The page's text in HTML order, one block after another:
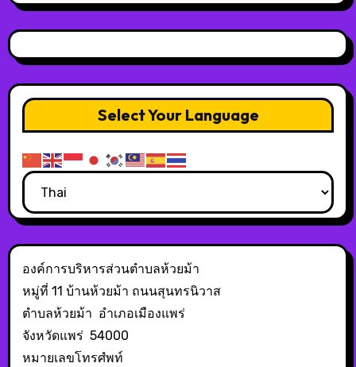
Select Your Language
องค์การบริหารส่วนตำบลห้วยม้า
หมู่ที่ 11 บ้านห้วยม้า ถนนสุนทรนิวาส
ตำบลห้วยม้า อำเภอเมืองแพร่
จังหวัดแพร่ 54000
หมายเลขโทรศํพท์